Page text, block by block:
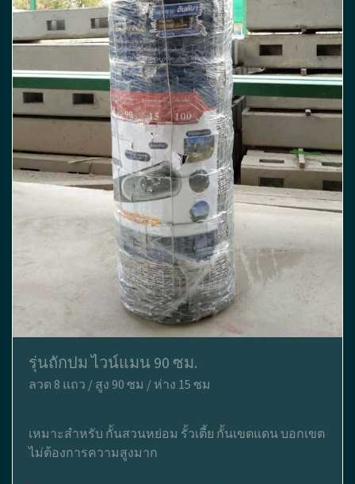
รุ่นถักปม ไวน์แมน 90 ซม.
ลวด 8 แถว / สูง 90 ซม / ห่าง 15 ซม
เหมาะสำหรับ กั้นสวนหย่อม รั้วเตี้ย กั้นเขตแดน บอกเขต
ไม่ต้องการความสูงมาก